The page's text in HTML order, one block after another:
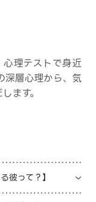
理テストで身近
深層心理から、気
ます。
彼って？】